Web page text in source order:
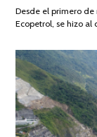
Desde el primero
Ecopetrol, se hizo al